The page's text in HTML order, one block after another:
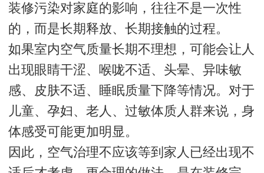
装修污染对家庭的影响，往往不是一次性
的，而是长期释放、长期接触的过程。
如果室内空气质量长期不理想，可能会让人
出现眼睛干涩、喉咙不适、头晕、异味敏
感、皮肤不适、睡眠质量下降等情况。对于
儿童、孕妇、老人、过敏体质人群来说，身
体感受可能更加明显。
因此，空气治理不应该等到家人已经出现不